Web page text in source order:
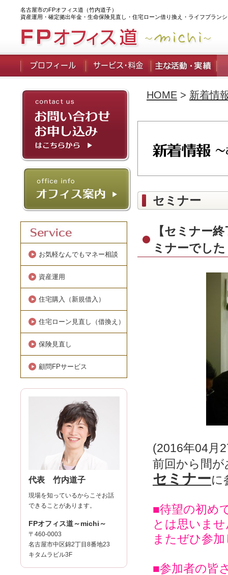
名古屋市のFPオフィス道（竹内道子）
資産運用・確定拠出年金・生命保険見直し・住宅ローン借り換え・ライフプラン
お気軽なんでもマネー相談
資産運用
住宅購入（新規借入）
住宅ローン見直し（借換え）
保険見直し
顧問FPサービス
代表 竹内道子
現場を知っているからこそお話
できることがあります。
FPオフィス道～michi～
〒460-0003
名古屋市中区錦2丁目8番地23
キタムラビル3F
HOME > 新着情
セミナー
【セミナー
ミナーでした
(2016年04月
前回から間
セミナーに
■待望の初め
とは思いま
またぜひ参
■参加者の皆